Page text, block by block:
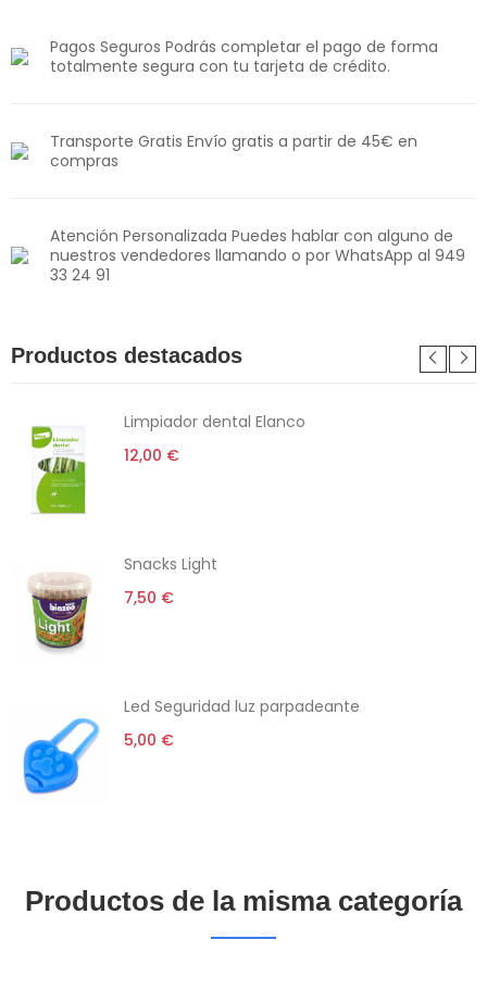
Pagos Seguros Podrás completar el pago de forma
totalmente segura con tu tarjeta de crédito.
Transporte Gratis Envío gratis a partir de 45€ en
compras
Atención Personalizada Puedes hablar con alguno de
nuestros vendedores llamando o por WhatsApp al 949
33 24 91
Productos destacados
Limpiador dental Elanco
12,00 €
Snacks Light
7,50 €
Led Seguridad luz parpadeante
5,00 €
Productos de la misma categoría